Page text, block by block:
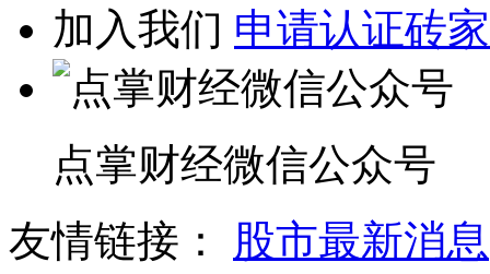
加入我们 申请认证砖家
点掌财经微信公众号
友情链接：
股市最新消息